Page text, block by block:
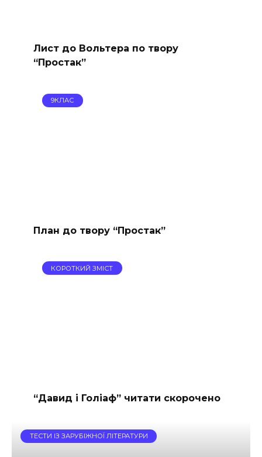
Лист до Вольтера по твору
“Простак”
9КЛАС
План до твору “Простак”
КОРОТКИЙ ЗМІСТ
“Давид і Голіаф” читати скорочено
ТЕСТИ ІЗ ЗАРУБІЖНОЇ ЛІТЕРАТУРИ